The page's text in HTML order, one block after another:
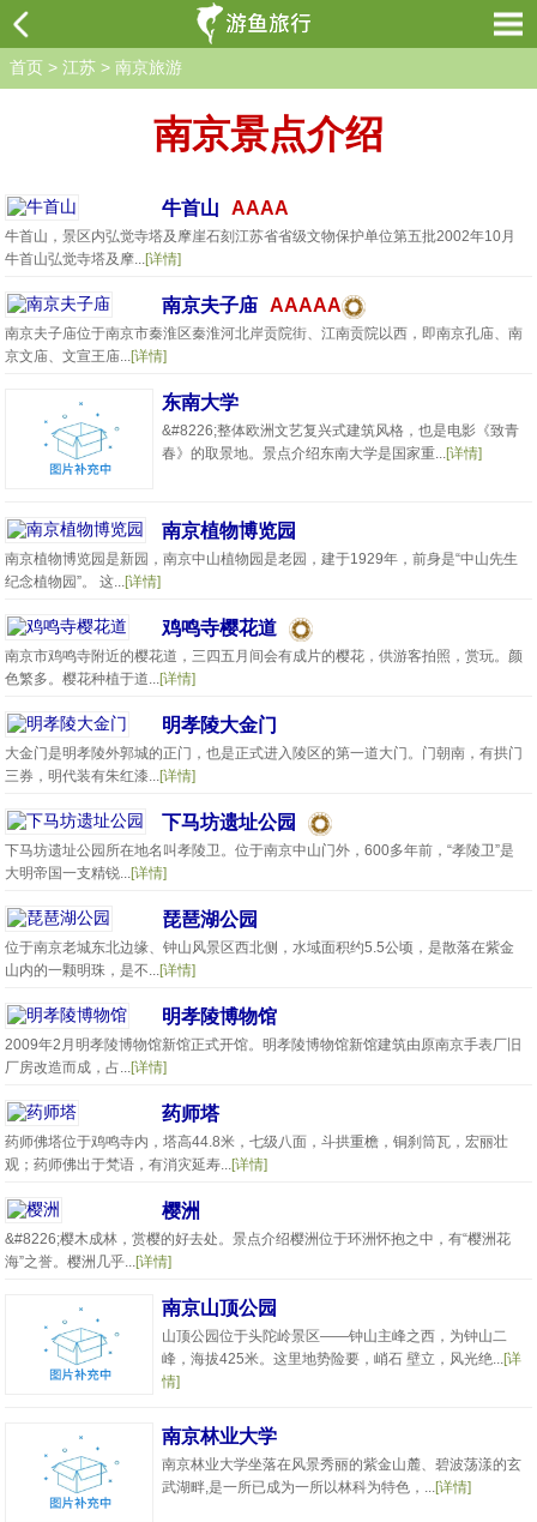
首页 > 江苏 > 南京旅游
南京景点介绍
牛首山 AAAA
牛首山，景区内弘觉寺塔及摩崖石刻江苏省省级文物保护单位第五批2002年10月
牛首山弘觉寺塔及摩...[详情]
南京夫子庙 AAAAA
南京夫子庙位于南京市秦淮区秦淮河北岸贡院街、江南贡院以西，即南京孔庙、南
京文庙、文宣王庙...[详情]
东南大学
&#8226;整体欧洲文艺复兴式建筑风格，也是电影《致青
春》的取景地。景点介绍东南大学是国家重...[详情]
南京植物博览园
南京植物博览园是新园，南京中山植物园是老园，建于1929年，前身是“中山先生
纪念植物园”。 这...[详情]
鸡鸣寺樱花道
南京市鸡鸣寺附近的樱花道，三四五月间会有成片的樱花，供游客拍照，赏玩。颜
色繁多。樱花种植于道...[详情]
明孝陵大金门
大金门是明孝陵外郭城的正门，也是正式进入陵区的第一道大门。门朝南，有拱门
三券，明代装有朱红漆...[详情]
下马坊遗址公园
下马坊遗址公园所在地名叫孝陵卫。位于南京中山门外，600多年前，“孝陵卫”是
大明帝国一支精锐...[详情]
琵琶湖公园
位于南京老城东北边缘、钟山风景区西北侧，水域面积约5.5公顷，是散落在紫金
山内的一颗明珠，是不...[详情]
明孝陵博物馆
2009年2月明孝陵博物馆新馆正式开馆。明孝陵博物馆新馆建筑由原南京手表厂旧
厂房改造而成，占...[详情]
药师塔
药师佛塔位于鸡鸣寺内，塔高44.8米，七级八面，斗拱重檐，铜刹筒瓦，宏丽壮
观；药师佛出于梵语，有消灾延寿...[详情]
樱洲
&#8226;樱木成林，赏樱的好去处。景点介绍樱洲位于环洲怀抱之中，有“樱洲花
海”之誉。樱洲几乎...[详情]
南京山顶公园
山顶公园位于头陀岭景区——钟山主峰之西，为钟山二
峰，海拔425米。这里地势险要，峭石 壁立，风光绝...[详
情]
南京林业大学
南京林业大学坐落在风景秀丽的紫金山麓、碧波荡漾的玄
武湖畔,是一所已成为一所以林科为特色，...[详情]